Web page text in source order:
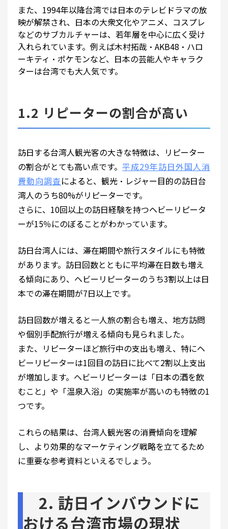
また、1994年以降台湾では日本のテレビドラマの放
映が解禁され、日本の大衆文化やアニメ、コスプレ
などのサブカルチャーは、若年層を中心に広く受け
入れられています。例えば木村拓哉・AKB48・ハロ
ーキティ・ポケモンなど、日本の芸能人やキャラク
ターは台湾でも大人気です。
1.2 リピーターの割合が高い
訪日する台湾人観光客の大きな特徴は、リピーター
の割合がとても高い点です。 平成29年訪日外国人消
費動向調査によると、観光・レジャー目的の訪日台
湾人のうち80%がリピーターです。
さらに、10回以上の訪日経験を持つヘビーリピータ
ーが15％にのぼることがわかっています。
訪日台湾人には、滞在期間や旅行スタイルにも特徴
があります。訪日回数とともに平均滞在日数も増え
る傾向にあり、ヘビーリピーターのうち3割以上は日
本での滞在期間が7日以上です。
訪日回数が増えると一人旅の割合も増え、地方訪問
や個別手配旅行が増える傾向も見られました。
また、リピーターほど旅行中の支出も増え、特にヘ
ビーリピーターは1回目の訪日に比べて2割以上支出
が増加します。ヘビーリピーターは「日本の酒を飲
むこと」や「温泉入浴」の実施率が高いのも特徴の1
つです。
これらの結果は、台湾人観光客の消費傾向を理解
し、より効果的なマーケティング戦略を立てるため
に重要な参考資料といえるでしょう。
2. 訪日インバウンドに
おける台湾市場の現状